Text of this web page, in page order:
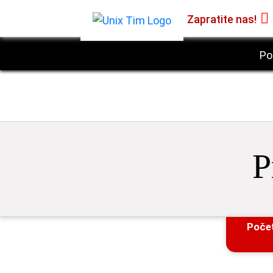
Zapratite nas!